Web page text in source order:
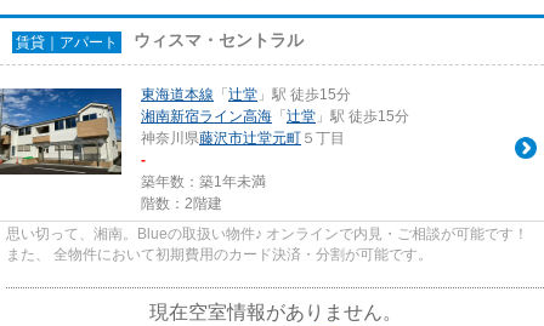
賃貸｜アパート ウィスマ・セントラル
東海道本線 「 辻堂 」駅 徒歩15分
湘南新宿ライン高海 「 辻堂 」駅 徒歩15分
神奈川県藤沢市辻堂元町 ５丁目
-
築年数：築1年未満
階数：2階建
思い切って、湘南。Blueの取扱い物件♪ オンラインで内見・ご相談が可能です！
また、 全物件において初期費用のカード決済・分割が可能です。
現在空室情報がありません。